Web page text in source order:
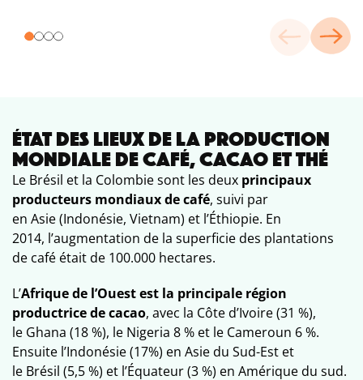
ÉTAT DES LIEUX DE LA PRODUCTION
MONDIALE DE CAFÉ, CACAO ET THÉ
Le Brésil et la Colombie sont les deux principaux
producteurs mondiaux de café, suivi par
en Asie (Indonésie, Vietnam) et l’Éthiopie. En
2014, l’augmentation de la superficie des plantations
de café était de 100.000 hectares.
L’Afrique de l’Ouest est la principale région
productrice de cacao, avec la Côte d’Ivoire (31 %),
le Ghana (18 %), le Nigeria 8 % et le Cameroun 6 %.
Ensuite l’Indonésie (17%) en Asie du Sud-Est et
le Brésil (5,5 %) et l’Équateur (3 %) en Amérique du sud.